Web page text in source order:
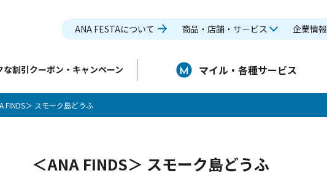
ANA FESTAについて 商品・店舗・サービス 企業情報
な割引クーポン・キャンペーン マイル・各種サービス
FINDS＞ スモーク島どうふ
＜ANA FINDS＞ スモーク島どうふ